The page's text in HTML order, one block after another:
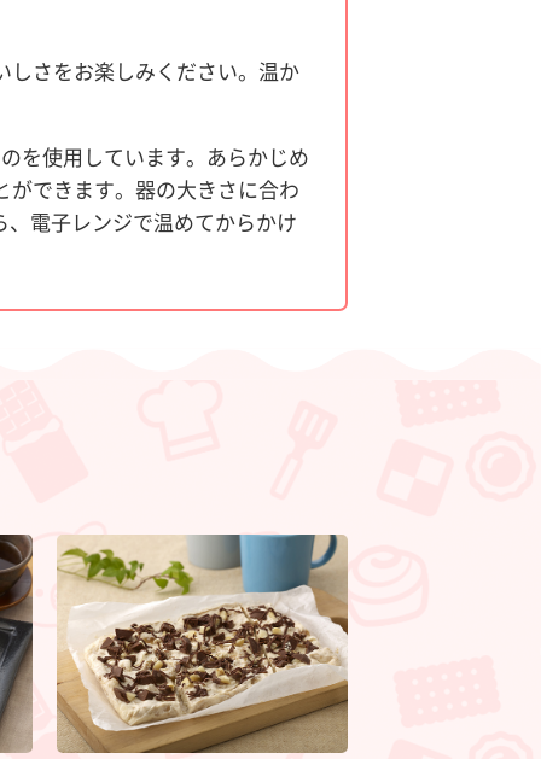
しさをお楽しみください。温か
を使用しています。あらかじめ
ができます。器の大きさに合わ
電子レンジで温めてからかけ